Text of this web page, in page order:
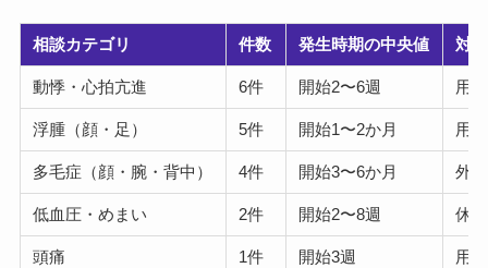
相談カテゴリ 件数 発生時期の中央値 対応
動悸・心拍亢進 6件 開始2〜6週 用
浮腫（顔・足） 5件 開始1〜2か月 用
多毛症（顔・腕・背中） 4件 開始3〜6か月 外
低血圧・めまい 2件 開始2〜8週 休
頭痛 1件 開始3週 用